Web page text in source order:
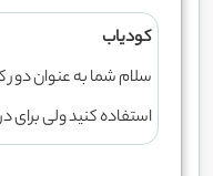
کودیاب
سلام شما به عنوان دور
استفاده کنید ولی برای